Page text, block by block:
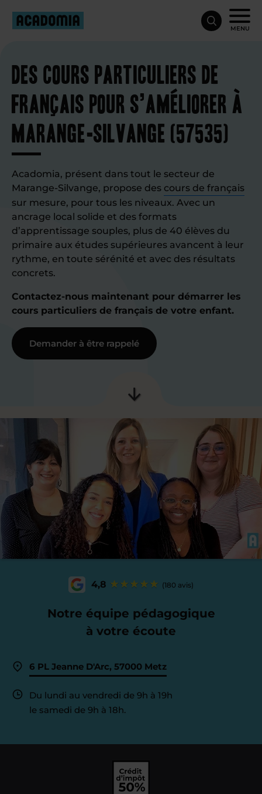
MENU
Des cours particuliers de
français pour s’améliorer à
Marange-Silvange (57535)
Acadomia, présent dans tout le secteur de
Marange-Silvange, propose des cours de français
sur mesure, pour tous les niveaux. Avec un
ancrage local solide et des formats
d’apprentissage souples, plus de 40 élèves du
primaire aux études supérieures avancent à leur
rythme, en toute sérénité et avec des résultats
concrets.
Contactez-nous maintenant pour démarrer les
cours particuliers de français de votre enfant.
Demander à être rappelé
4,8 (180 avis)
Notre équipe pédagogique
à votre écoute
6 PL Jeanne D'Arc, 57000 Metz
Du lundi au vendredi de 9h à 19h
le samedi de 9h à 18h.